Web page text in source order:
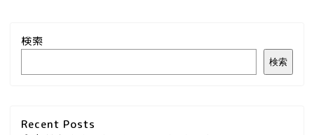
検索
検索
Recent Posts